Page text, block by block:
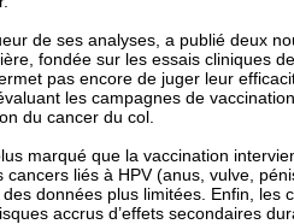
de ses analyses, a publié deux
fondée sur les essais cliniques
pas encore de juger leur
les campagnes de
du cancer du col.
marqué que la vaccination
cancers liés à HPV (anus, vulve,
données plus limitées. Enfin, les
accrus d’effets secondaires